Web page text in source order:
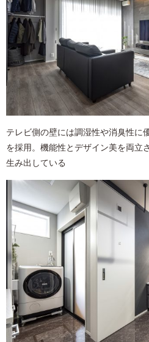
テレビ側の壁には調湿性や消臭性に
を採用。機能性とデザイン美を両立
生み出している